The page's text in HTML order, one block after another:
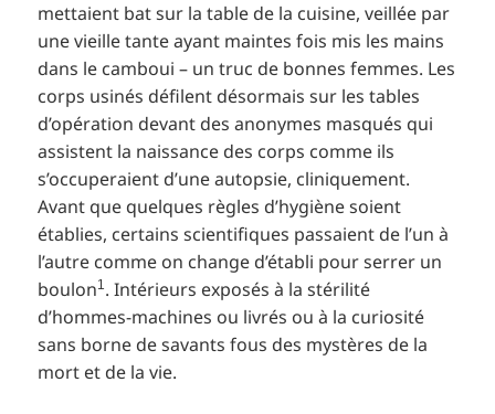
mettaient bat sur la table de la cuisine, veillée par
une vieille tante ayant maintes fois mis les mains
dans le camboui – un truc de bonnes femmes. Les
corps usinés défilent désormais sur les tables
d’opération devant des anonymes masqués qui
assistent la naissance des corps comme ils
s’occuperaient d’une autopsie, cliniquement.
Avant que quelques règles d’hygiène soient
établies, certains scientifiques passaient de l’un à
l’autre comme on change d’établi pour serrer un
boulon1 . Intérieurs exposés à la stérilité
d’hommes-machines ou livrés ou à la curiosité
sans borne de savants fous des mystères de la
mort et de la vie.